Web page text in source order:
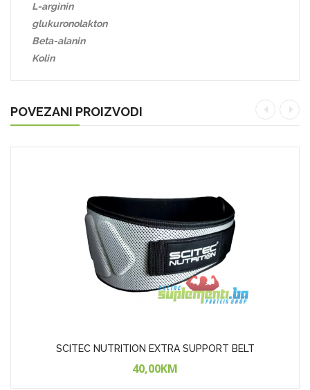
L-arginin
glukuronolakton
Beta-alanin
Kolin
POVEZANI PROIZVODI
SCITEC NUTRITION EXTRA SUPPORT BELT
40,00KM